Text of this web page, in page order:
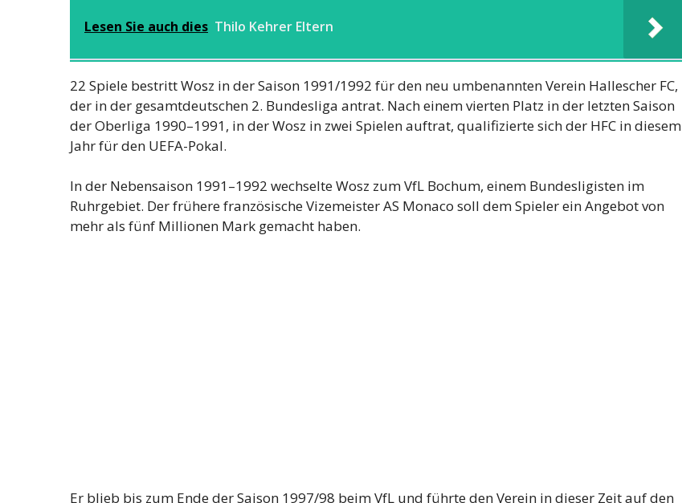
Lesen Sie auch dies Thilo Kehrer Eltern
22 Spiele bestritt Wosz in der Saison 1991/1992 für den neu umbenannten Verein Hallescher FC,
der in der gesamtdeutschen 2. Bundesliga antrat. Nach einem vierten Platz in der letzten Saison
der Oberliga 1990–1991, in der Wosz in zwei Spielen auftrat, qualifizierte sich der HFC in diesem
Jahr für den UEFA-Pokal.
In der Nebensaison 1991–1992 wechselte Wosz zum VfL Bochum, einem Bundesligisten im
Ruhrgebiet. Der frühere französische Vizemeister AS Monaco soll dem Spieler ein Angebot von
mehr als fünf Millionen Mark gemacht haben.
Er blieb bis zum Ende der Saison 1997/98 beim VfL und führte den Verein in dieser Zeit auf den